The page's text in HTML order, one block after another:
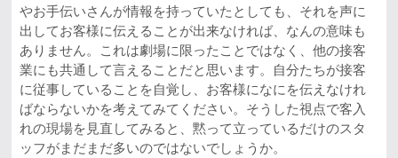
やお手伝いさんが情報を持っていたとしても、それを声に
出してお客様に伝えることが出来なければ、なんの意味も
ありません。これは劇場に限ったことではなく、他の接客
業にも共通して言えることだと思います。自分たちが接客
に従事していることを自覚し、お客様になにを伝えなけれ
ばならないかを考えてみてください。そうした視点で客入
れの現場を見直してみると、黙って立っているだけのスタ
ッフがまだまだ多いのではないでしょうか。